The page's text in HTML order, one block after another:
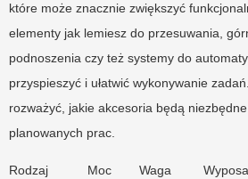
które może znacznie zwiększyć
elementy jak lemiesz do przesuwania,
podnoszenia czy też systemy do
przyspieszyć i ułatwić wykonywanie
rozważyć, jakie akcesoria będą
planowanych prac.
Rodzaj
Moc
Waga